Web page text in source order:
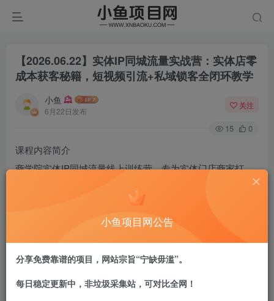
【2026.06.22】实体IP同城流量实战营：实体店零
成本获客秘籍，短视频引流+私域锁客全闭环教学
小鱼
6月22日发布
关注
15 0
课程内容简介
商学院实体IP同城流量线上训练营，专为实体门店商家打
造，聚焦本地同城低成本获客体系。课程系统讲解实体店个
人IP打造、抖音小红书视频号三平台同城流量玩法，涵盖短
视频拍摄、门店引流脚本、团购搭建、私域留存、到店转化
全闭环运营，搭配多行业实体案例与可复用话术模板，帮助
商家零投流撬动自然同城流量，实现线上引流、线下成交增
收。
小鱼项目网公告
分享免费靠谱的项目，网站宗旨“宁缺毋滥”。
每日稳定更新中，非垃圾采集站，可对比全网！